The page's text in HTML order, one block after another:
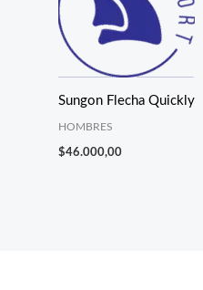
Sungon Flecha Quickly
HOMBRES
$46.000,00